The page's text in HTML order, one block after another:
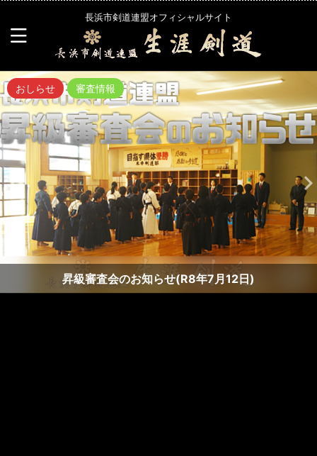
長浜市剣道連盟オフィシャルサイト
おしらせ 審査情報
昇級審査会のお知らせ(R8年7月12日)